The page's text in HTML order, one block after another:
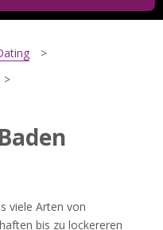
2
mich mit den
viele Arten von
bis zu lockereren